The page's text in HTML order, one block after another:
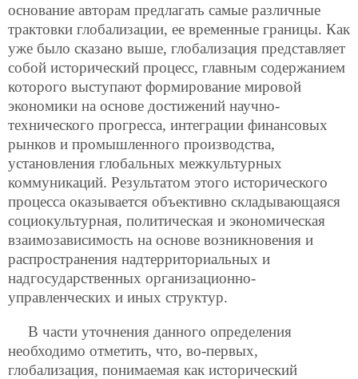
основание авторам предлагать самые различные
трактовки глобализации, ее временные границы. Как
уже было сказано выше, глобализация представляет
собой исторический процесс, главным содержанием
которого выступают формирование мировой
экономики на основе достижений научно-
технического прогресса, интеграции финансовых
рынков и промышленного производства,
установления глобальных межкультурных
коммуникаций. Результатом этого исторического
процесса оказывается объективно складывающаяся
социокультурная, политическая и экономическая
взаимозависимость на основе возникновения и
распространения надтерриториальных и
надгосударственных организационно-
управленческих и иных структур.
В части уточнения данного определения
необходимо отметить, что, во-первых,
глобализация, понимаемая как исторический